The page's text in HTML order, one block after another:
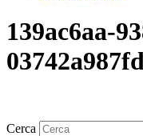
139ac6aa-
Cerca